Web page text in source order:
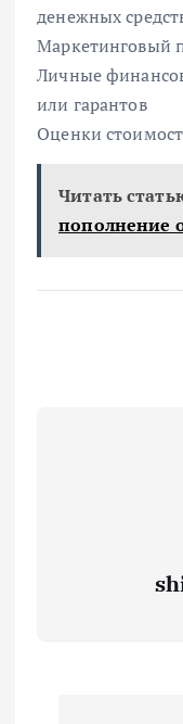
денежных
Маркетинговый
Личные
или гарантов
Оценки
Читать
пополнение